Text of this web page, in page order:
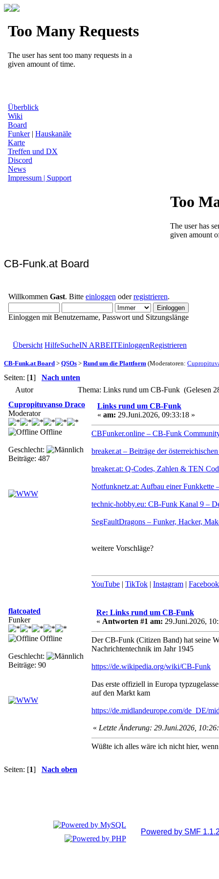
Überblick
Wiki
Board
Funker| Hauskanäle
Karte
Treffen und DX
Discord
News
Impressum | Support
CB-Funk.at Board
Willkommen Gast. Bitte einloggen oderregistrieren.
Einloggen mit Benutzername, Passwort und Sitzungslänge
Übersicht HilfeSucheIN ARBEITEinloggenRegistrieren
CB-Funk.at Board > QSOs > Rund um die Plattform (Moderatoren:
Seiten: [1] Nach unten
Autor
Thema: Links rund um CB-Funk (Gelesen
Cupropituvanso Draco
Moderator
Offline
Geschlecht:
Beiträge: 487
Links rund um CB-Funk
« am: 29.Juni.2026, 09:33:18 »
CBFunker.online – CB-Funk
breaker.at – Beiträge der
breaker.at: Q-Codes, Zahlen & TEN
Notfunknetz.at: Aufbau einer Funkkette
technic-hobby.eu: CB-Funk Kanal 9 –
SegFaultDragons – Funker, Hacker,
weitere Vorschläge?
YouTube | TikTok | Instagram | Facebook
flatcoated
Funker
Offline
Geschlecht:
Beiträge: 90
Re: Links rund um CB-Funk
« Antworten #1 am: 29.Juni.2026,
Der CB-Funk (Citizen Band) hat seine
Nachrichtentechnik im Jahr 1945
https://de.wikipedia.org/wiki/CB-Funk
Das erste offiziell in Europa
auf den Markt kam
https://de.midlandeurope.com/de_DE/
« Letzte Änderung: 29.Juni.2026,
Wüßte ich alles wäre ich nicht hier,
Seiten: [1] Nach oben
Powered by SMF